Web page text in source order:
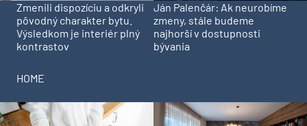
Zmenili dispozíciu a odkryli
pôvodný charakter bytu.
Výsledkom je interiér plný
kontrastov
Ján Palenčár: Ak neurobíme
zmeny, stále budeme
najhorší v dostupnosti
bývania
HOME